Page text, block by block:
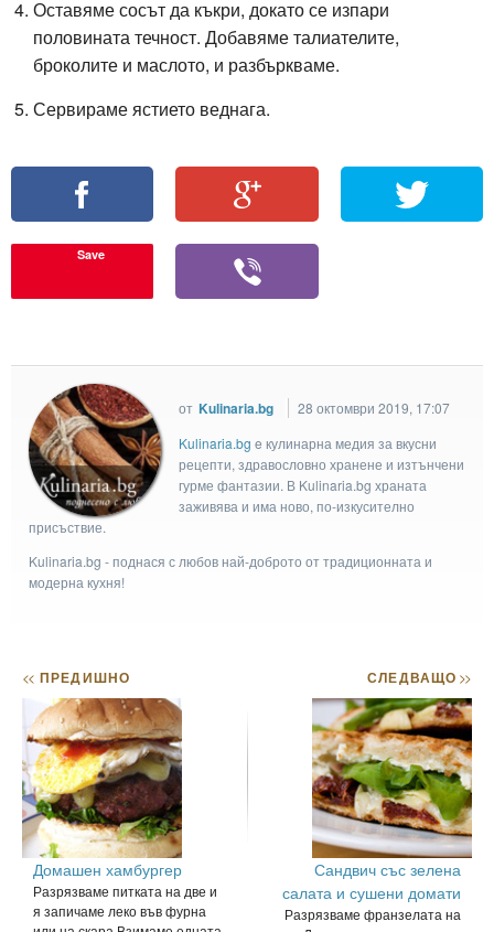
Оставяме сосът да къкри, докато се изпари
половината течност. Добавяметалиателите,
броколите и маслото, и разбъркваме.
Сервираме ястието веднага.
Save
от Kulinaria.bg
28 октомври 2019, 17:07
Kulinaria.bg e кулинарна медия за вкусни
рецепти, здравословно хранене и изтънчени
гурме фантазии. В Kulinaria.bg храната
заживява и има ново, по-изкусително
присъствие.
Kulinaria.bg - поднася с любов най-доброто от традиционната и
модерна кухня!
<< ПРЕДИШНО
Домашен хамбургер
Разрязваме питката на две и
я запичаме леко във фурна
СЛЕДВАЩО>>
Сандвич със зелена
салата и сушени домати
Разрязваме франзелата на